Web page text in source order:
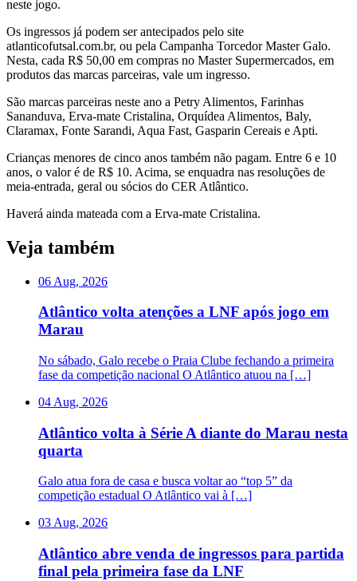
neste jogo.
Os ingressos já podem ser antecipados pelo site
atlanticofutsal.com.br, ou pela Campanha Torcedor Master Galo.
Nesta, cada R$ 50,00 em compras no Master Supermercados, em
produtos das marcas parceiras, vale um ingresso.
São marcas parceiras neste ano a Petry Alimentos, Farinhas
Sananduva, Erva-mate Cristalina, Orquídea Alimentos, Baly,
Claramax, Fonte Sarandi, Aqua Fast, Gasparin Cereais e Apti.
Crianças menores de cinco anos também não pagam. Entre 6 e 10
anos, o valor é de R$ 10. Acima, se enquadra nas resoluções de
meia-entrada, geral ou sócios do CER Atlântico.
Haverá ainda mateada com a Erva-mate Cristalina.
Veja também
06 Aug, 2026
Atlântico volta atenções a LNF após jogo em
Marau
No sábado, Galo recebe o Praia Clube fechando a primeira
fase da competição nacional O Atlântico atuou na […]
04 Aug, 2026
Atlântico volta à Série A diante do Marau nesta
quarta
Galo atua fora de casa e busca voltar ao “top 5” da
competição estadual O Atlântico vai à […]
03 Aug, 2026
Atlântico abre venda de ingressos para partida
final pela primeira fase da LNF